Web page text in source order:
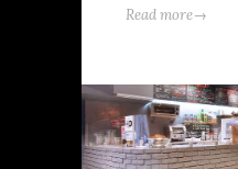
Read more→